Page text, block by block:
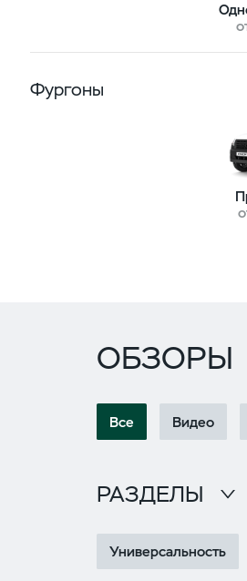
Фургоны
ОБЗОРЫ
Все Видео
РАЗДЕЛЫ
Универсальность